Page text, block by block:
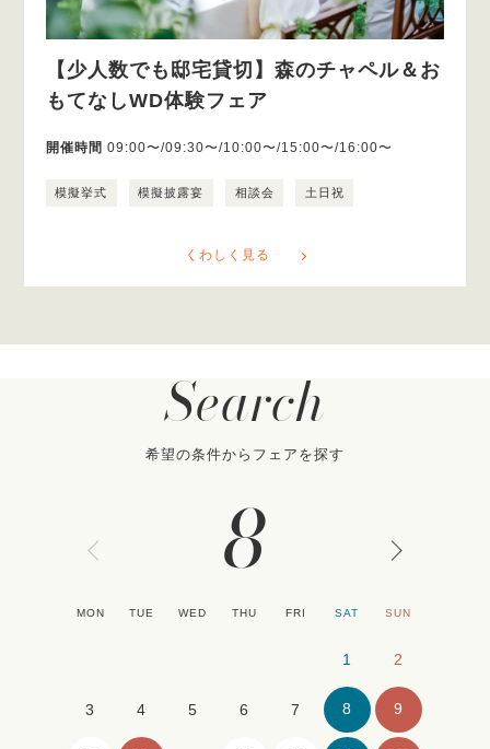
【少人数でも邸宅貸切】森のチャペル＆お
もてなしWD体験フェア
開催時間 09:00〜/09:30〜/10:00〜/15:00〜/16:00〜
模擬挙式 模擬披露宴 相談会 土日祝
くわしく見る
Search
希望の条件からフェアを探す
8
MON TUE WED THU FRI SAT SUN
1 2
3 4 5 6 7 8 9